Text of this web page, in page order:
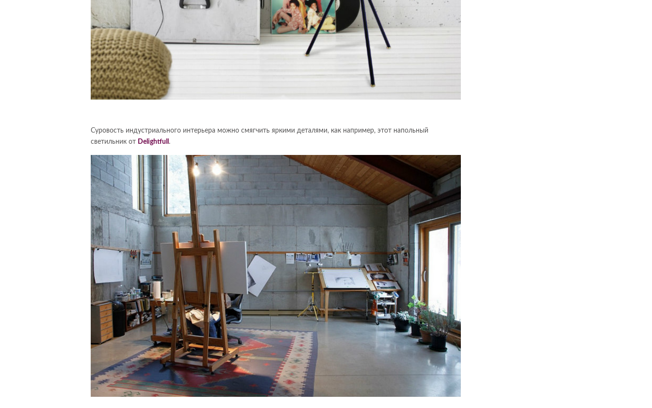
Суровость индустриального интерьера можно смягчить яркими деталями, как например, этот напольный
светильник от Delightfull .